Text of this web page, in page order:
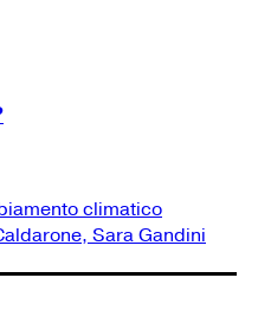
climatico
Sara Gandini